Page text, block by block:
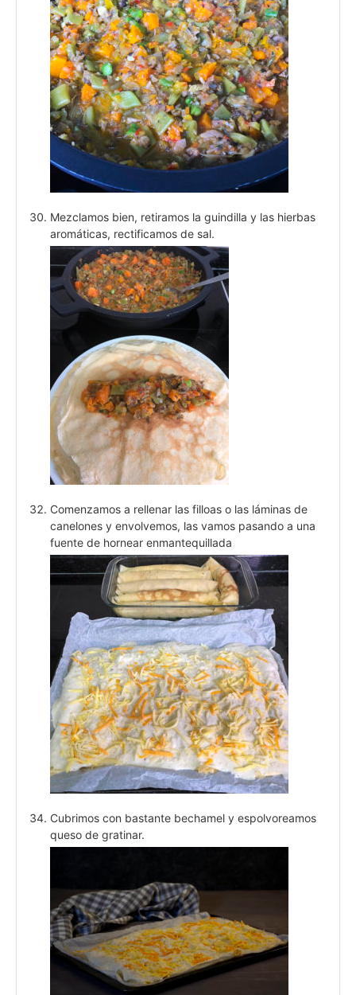
Mezclamos bien, retiramos la guindilla y las hierbas
aromáticas, rectificamos de sal.
Comenzamos a rellenar las filloas o las láminas de
canelones y envolvemos, las vamos pasando a una
fuente de hornear enmantequillada
Cubrimos con bastante bechamel y espolvoreamos
queso de gratinar.